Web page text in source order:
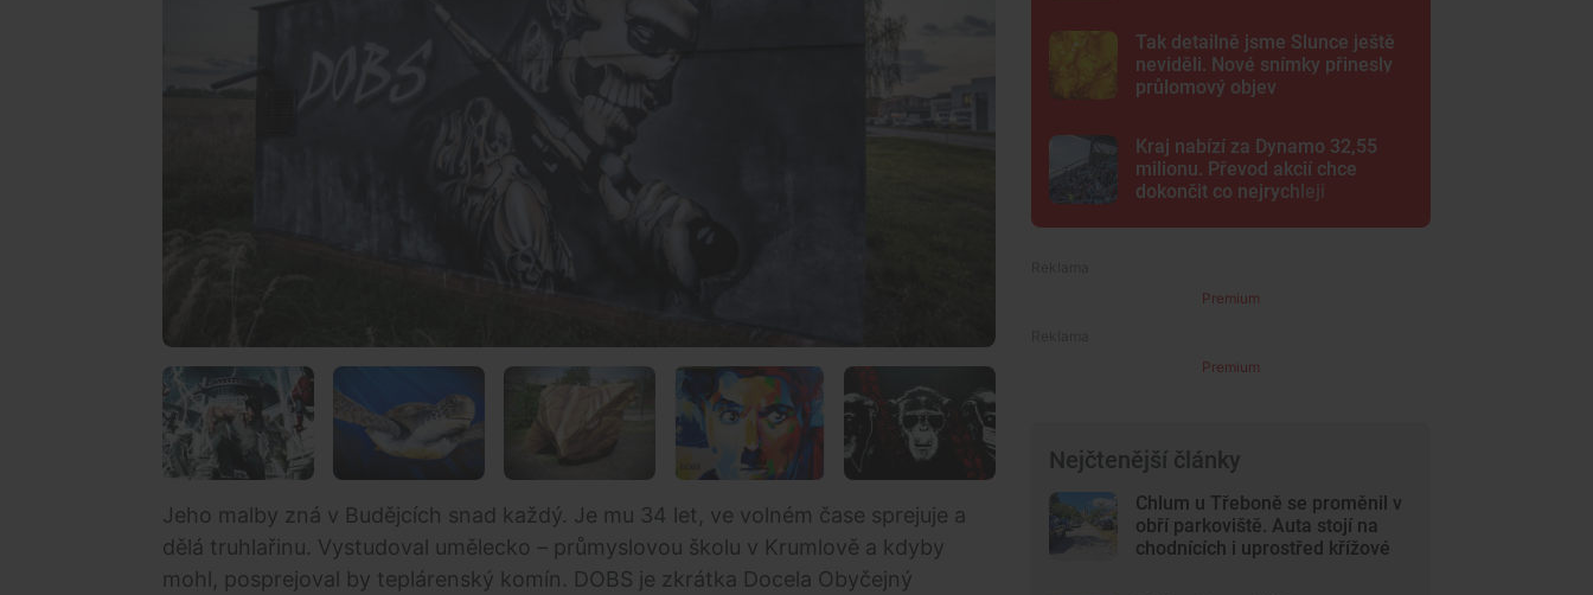
Jeho malby zná v Budějcích snad každý. Je mu 34 let, ve volném čase sprejuje a
dělá truhlařinu. Vystudoval umělecko – průmyslovou školu v Krumlově a kdyby
mohl, posprejoval by teplárenský komín. DOBS je zkrátka Docela Obyčejný
Tak detailně jsme Slunce ještě
neviděli. Nové snímky přinesly
průlomový objev
Kraj nabízí za Dynamo 32,55
milionu. Převod akcií chce
dokončit co nejrychleji
Premium
Premium
Nejčtenější články
Chlum u Třeboně se proměnil v
obří parkoviště. Auta stojí na
chodnících i uprostřed křížové